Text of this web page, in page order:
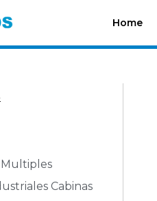
Home
Cabinas